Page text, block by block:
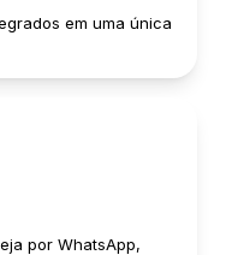
em uma única
por WhatsApp,